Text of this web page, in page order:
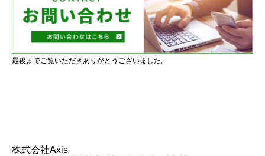
最後までご覧いただきありがとうございました。
株式会社Axis